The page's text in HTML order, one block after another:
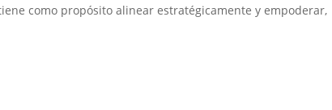
como propósito alinear estratégicamente y empoderar,